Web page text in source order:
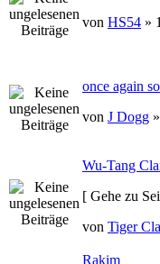
von HS54 »
once again
von J Dogg
Wu-Tang
[ Gehe zu
von Tiger
Rakim